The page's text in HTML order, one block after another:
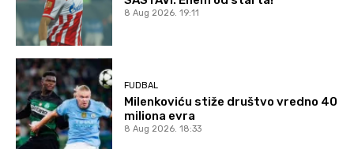
8 Aug 2026. 19:11
FUDBAL
Milenkoviću stiže društvo vredno 40
miliona evra
8 Aug 2026. 18:33